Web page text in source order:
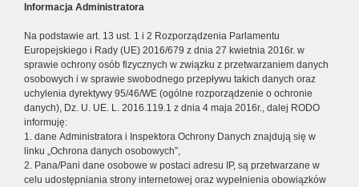
Informacja Administratora
Na podstawie art. 13 ust. 1 i 2 Rozporządzenia Parlamentu
Europejskiego i Rady (UE) 2016/679 z dnia 27 kwietnia 2016r. w
sprawie ochrony osób fizycznych w związku z przetwarzaniem danych
osobowych i w sprawie swobodnego przepływu takich danych oraz
uchylenia dyrektywy 95/46/WE (ogólne rozporządzenie o ochronie
danych), Dz. U. UE. L. 2016.119.1 z dnia 4 maja 2016r., dalej RODO
informuję:
1. dane Administratora i Inspektora Ochrony Danych znajdują się w
linku „Ochrona danych osobowych”,
2. Pana/Pani dane osobowe w postaci adresu IP, są przetwarzane w
celu udostępniania strony internetowej oraz wypełnienia obowiązków